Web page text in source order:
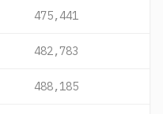
475,441
482,783
488,185